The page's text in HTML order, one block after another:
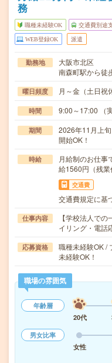
務
職種未経験OK 交通費別途
WEB登録OK 派遣
勤務地
大阪市北区
南森町駅から徒
曜日頻度 月～金（土日祝
時間 9:00～17:00 （
期間
2026年11月上
開始OK！
時給
月給制のお仕
給1560円（残業
交通費
交通費規定に基
仕事内容
【学校法人で
イリング・電話
応募資格
職種未経験OK /
未経験OK！
職場の雰囲気
年齢層
20代
男女比率
女性